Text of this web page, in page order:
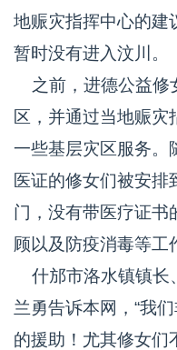
地赈灾指挥中心的建
暂时没有进入汶川。
之前，进德公益修
区，并通过当地赈
一些基层灾区服务。
医证的修女们被安
门，没有带医疗证书
顾以及防疫消毒等工
什邡市洛水镇镇长
兰勇告诉本网，“我
的援助！尤其修女们